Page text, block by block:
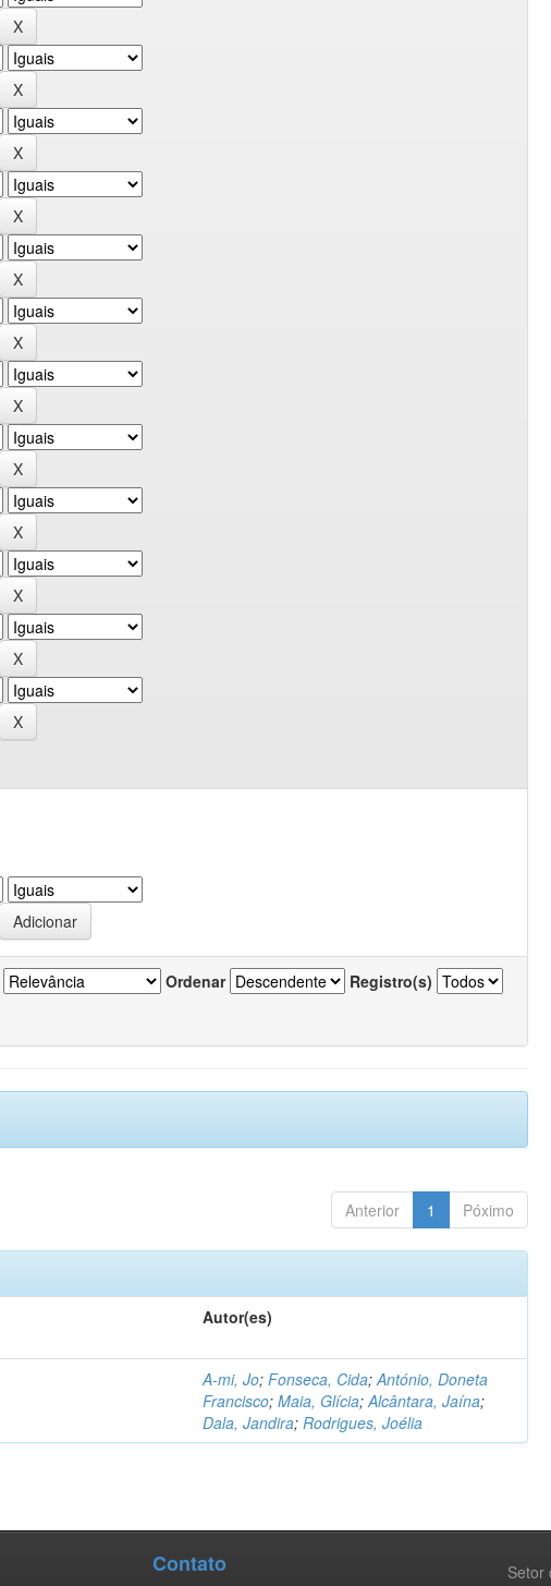
Ordenar Registro(s)
Anterior 1 Póximo
Autor(es)
A-mi, Jo;Fonseca, Cida;António, Doneta
Francisco;Maia, Glícia;Alcântara, Jaína;
Dala, Jandira;Rodrigues, Joélia
Setor
Contato